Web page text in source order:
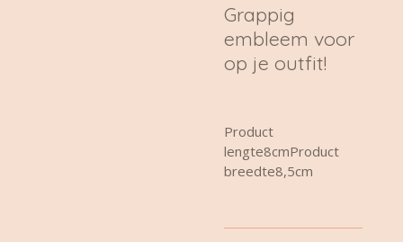
Grappig
embleem voor
op je outfit!
Product
lengte8cmProduct
breedte8,5cm